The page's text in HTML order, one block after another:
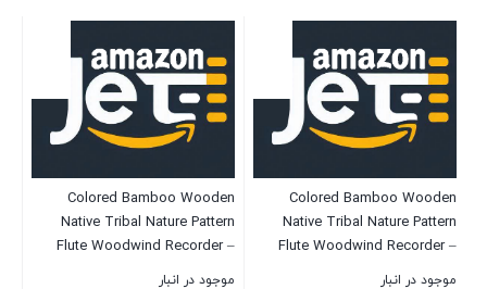
Colored Bamboo Wooden
Native Tribal Nature Pattern
Flute Woodwind Recorder –
موجود در انبار
Colored Bamboo Wooden
Native Tribal Nature Pattern
Flute Woodwind Recorder –
موجود در انبار